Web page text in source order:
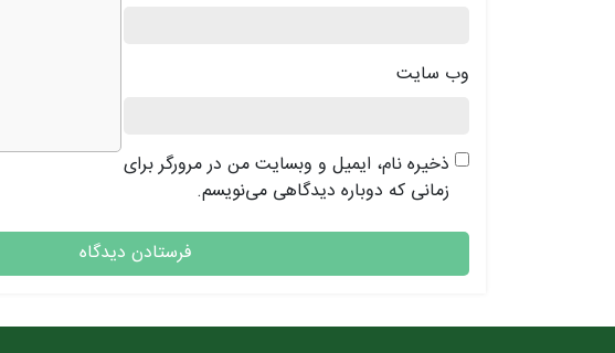
وب‌ سایت
ذخیره نام، ایمیل و وبسایت من در مرورگر برای
زمانی که دوباره دیدگاهی می‌نویسم.